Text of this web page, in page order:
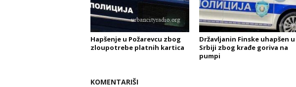
Hapšenje u Požarevcu zbog
zloupotrebe platnih kartica
Državljanin Finske uhapšen u
Srbiji zbog krađe goriva na
pumpi
KOMENTARIŠI